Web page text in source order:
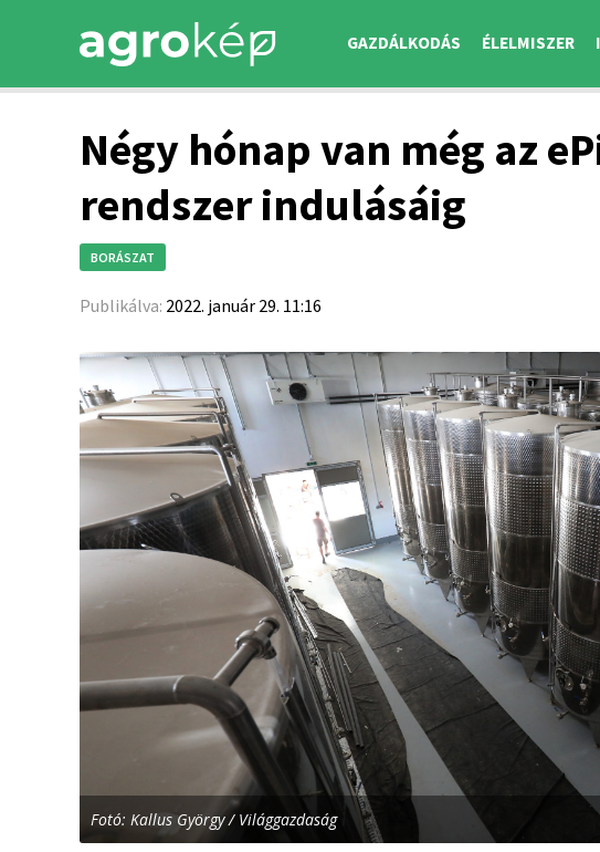
GAZDÁLKODÁS ÉLELMISZER
Négy hónap van még az
rendszer indulásáig
BORÁSZAT
Publikálva: 2022. január 29. 11:16
Fotó: Kallus György / Világgazdaság